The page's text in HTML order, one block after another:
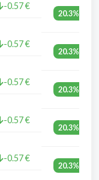
-0.57 €
20.3%
-0.57 €
20.3%
-0.57 €
20.3%
-0.57 €
20.3%
-0.57 €
20.3%